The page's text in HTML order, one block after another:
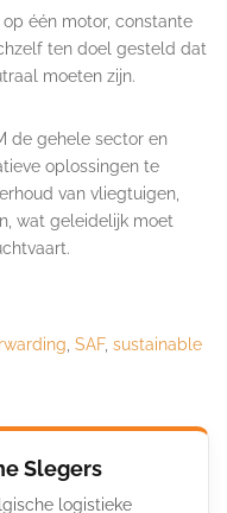
één motor, constante
ten doel gesteld dat
moeten zijn.
de gehele sector en
oplossingen te
van vliegtuigen,
wat geleidelijk moet
SAF, sustainable
Slegers
logistieke